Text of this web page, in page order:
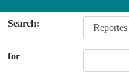
Search:
for